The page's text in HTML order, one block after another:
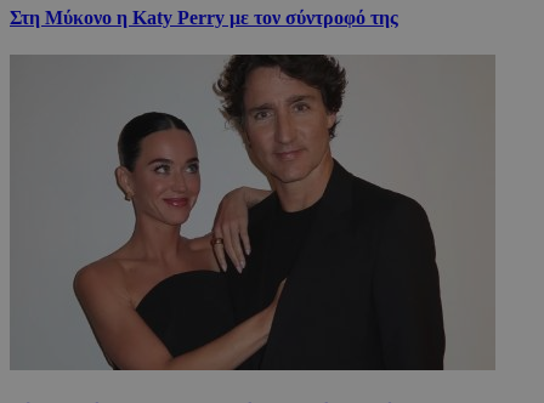
Στη Μύκονο η Katy Perry με τον σύντροφό της